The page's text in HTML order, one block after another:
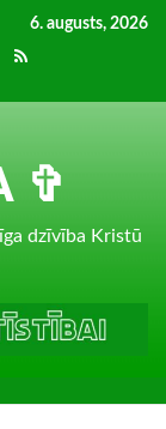
6. augusts, 2026
RSS
✞
dzīvība Kristū